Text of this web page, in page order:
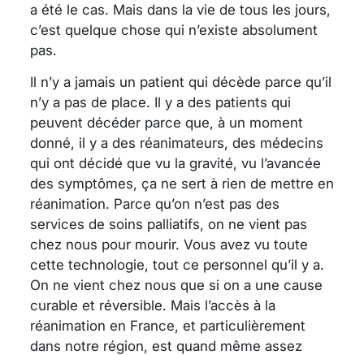
a été le cas. Mais dans la vie de tous les jours,
c’est quelque chose qui n’existe absolument
pas.
Il n’y a jamais un patient qui décède parce qu’il
n’y a pas de place. Il y a des patients qui
peuvent décéder parce que, à un moment
donné, il y a des réanimateurs, des médecins
qui ont décidé que vu la gravité, vu l’avancée
des symptômes, ça ne sert à rien de mettre en
réanimation. Parce qu’on n’est pas des
services de soins palliatifs, on ne vient pas
chez nous pour mourir. Vous avez vu toute
cette technologie, tout ce personnel qu’il y a.
On ne vient chez nous que si on a une cause
curable et réversible. Mais l’accès à la
réanimation en France, et particulièrement
dans notre région, est quand même assez